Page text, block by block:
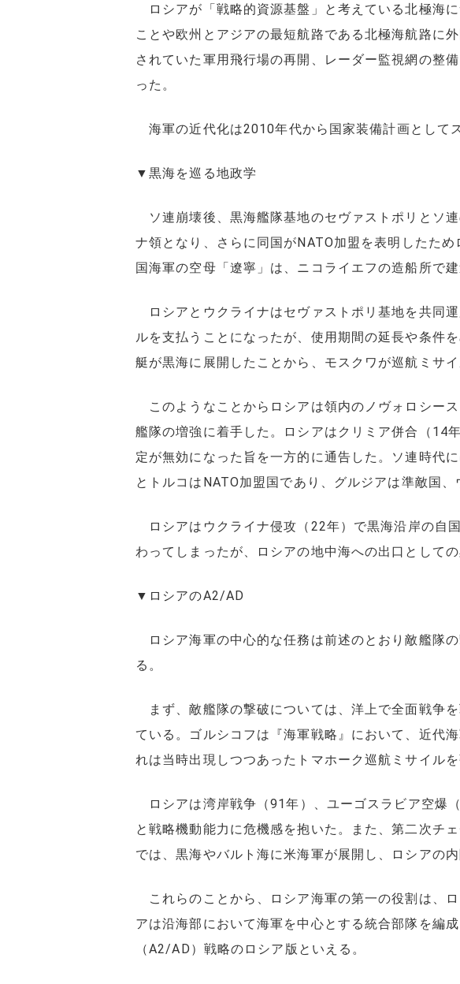
ロシアが「戦略的資源基盤」と考えている北極海
ことや欧州とアジアの最短航路である北極海航路に
されていた軍用飛行場の再開、レーダー監視網の整
った。
海軍の近代化は2010年代から国家装備計画として
▼黒海を巡る地政学
ソ連崩壊後、黒海艦隊基地のセヴァストポリとソ
ナ領となり、さらに同国がNATO加盟を表明したた
国海軍の空母「遼寧」は、ニコライエフの造船所で
ロシアとウクライナはセヴァストポリ基地を共同
ルを支払うことになったが、使用期間の延長や条件
艇が黒海に展開したことから、モスクワが巡航ミサ
このようなことからロシアは領内のノヴォロシー
艦隊の増強に着手した。ロシアはクリミア併合（14
定が無効になった旨を一方的に通告した。ソ連時代
とトルコはNATO加盟国であり、グルジアは準敵国、
ロシアはウクライナ侵攻（22年）で黒海沿岸の自
わってしまったが、ロシアの地中海への出口として
▼ロシアのA2/AD
ロシア海軍の中心的な任務は前述のとおり敵艦隊
る。
まず、敵艦隊の撃破については、洋上で全面戦争
ている。ゴルシコフは『海軍戦略』において、近代
れは当時出現しつつあったトマホーク巡航ミサイル
ロシアは湾岸戦争（91年）、ユーゴスラビア空爆
と戦略機動能力に危機感を抱いた。また、第二次チ
では、黒海やバルト海に米海軍が展開し、ロシアの
これらのことから、ロシア海軍の第一の役割は、
アは沿海部において海軍を中心とする統合部隊を編
（A2/AD）戦略のロシア版といえる。